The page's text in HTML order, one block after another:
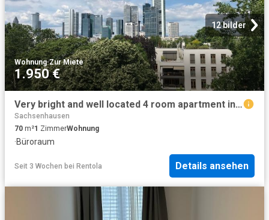
12 bilder
Wohnung·Zur Miete
1.950 €
Very bright and well located 4 room apartment in Frankfurt am Main, Sachsenhausen Nord, Frankfurt Amsterdam Apartments for Rent
Sachsenhausen
70 m²1 ZimmerWohnung
·Büroraum
Seit 3 Wochen bei Rentola Details ansehen